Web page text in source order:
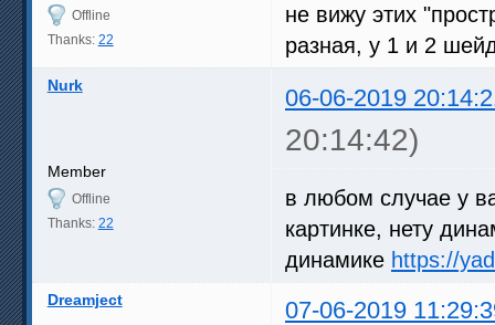
Offline
Thanks: 22
не вижу этих
разная, у 1 и 2
Nurk 06-06-2019
20:14:42)
Member
Offline
Thanks: 22
в любом случае у
картинке, нету
динамике https://
Dreamject 07-06-2019